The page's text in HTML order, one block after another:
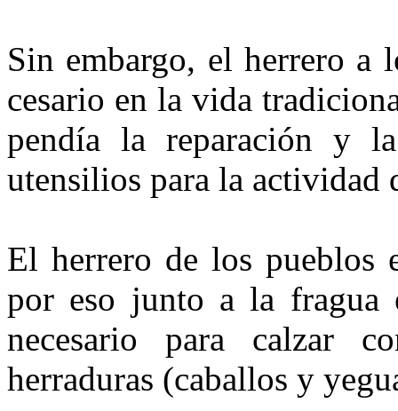
Sin embargo, el herrero
cesario en la vida
pendía la reparación y
utensi­lios para la actividad
El herrero de los pueblos
por eso junto a la fragua
nece­sario para calzar
herraduras (caba­llos y